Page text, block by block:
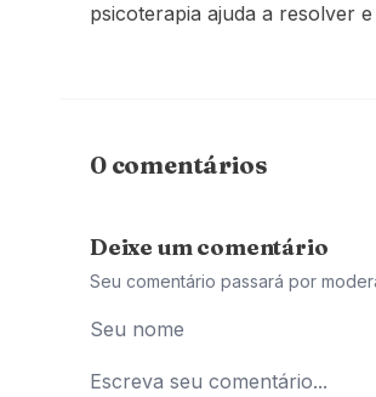
psicoterapia ajuda a resolver
0 comentários
Deixe um comentário
Seu comentário passará por